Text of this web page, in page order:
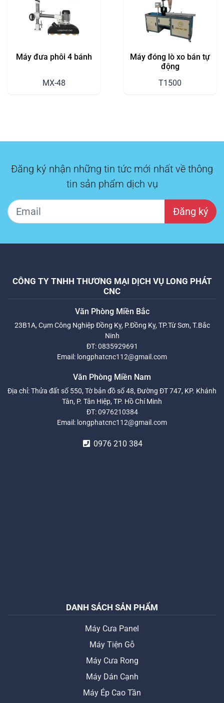
Máy đưa phôi 4 bánh
MX-48
Máy đóng lò xo bán tự
động
T1500
Đăng ký nhận những tin tức mới nhất về thông
tin sản phẩm dịch vụ
Đăng ký
CÔNG TY TNHH THƯƠNG MẠI DỊCH VỤ LONG PHÁT
CNC
Văn Phòng Miền Bắc
23B1A, Cụm Công Nghiệp Đồng Kỵ, P.Đồng Kỵ, TP.Từ Sơn, T.Bắc
Ninh
ĐT:0835929691
Email: longphatcnc112@gmail.com
Văn Phòng Miền Nam
Địa chỉ: Thửa đất số 550, Tờ bản đồ số 48, Đường ĐT 747, KP. Khánh
Tân, P. Tân Hiệp, TP. Hồ Chí Minh
ĐT:0976210384
Email: longphatcnc112@gmail.com
0976 210 384
DANH SÁCH SẢN PHẨM
Máy Cưa Panel
Máy Tiện Gỗ
Máy Cưa Rong
Máy Dán Cạnh
Máy Ép Cao Tần